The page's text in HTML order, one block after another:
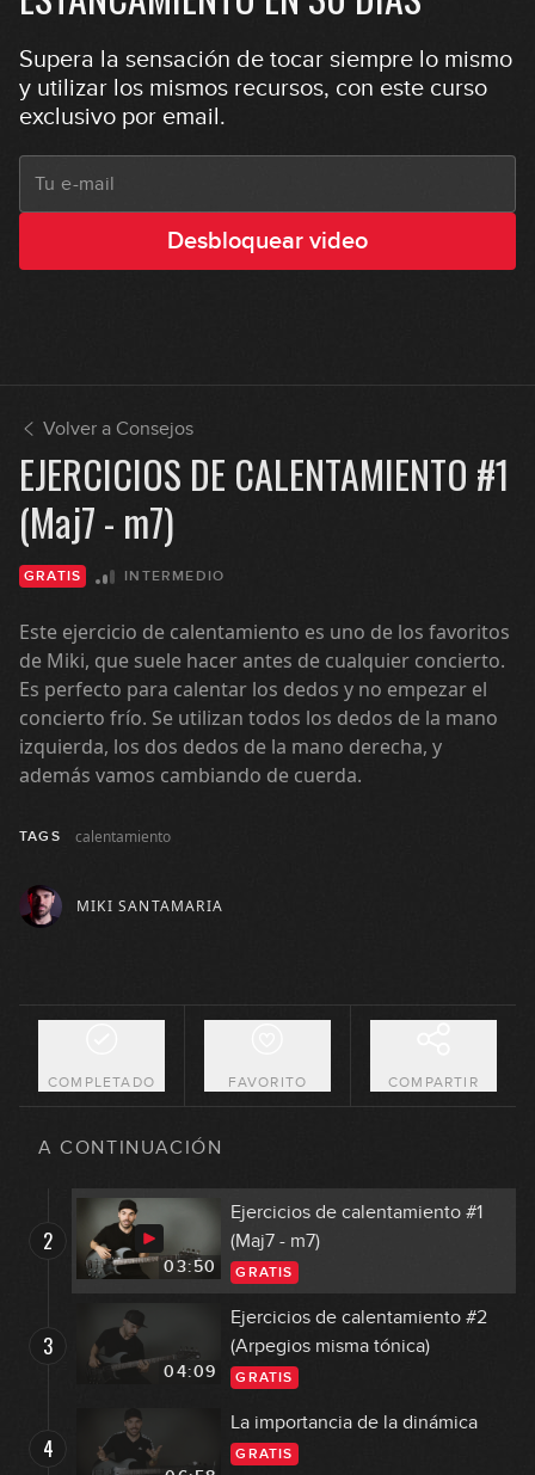
Supera la sensación de tocar siempre lo mismo
y utilizar los mismos recursos, con este curso
exclusivo por email.
Desbloquear video
Volver a Consejos
EJERCICIOS DE CALENTAMIENTO #1
(Maj7 - m7)
GRATIS INTERMEDIO
Este ejercicio de calentamiento es uno de los favoritos
de Miki, que suele hacer antes de cualquier concierto.
Es perfecto para calentar los dedos y no empezar el
concierto frío. Se utilizan todos los dedos de la mano
izquierda, los dos dedos de la mano derecha, y
además vamos cambiando de cuerda.
TAGS calentamiento
MIKI SANTAMARIA
COMPLETADO FAVORITO COMPARTIR
A CONTINUACIÓN
1
Truco para que los armónicos
2
03:50
Ejercicios de calentamiento #1
(Maj7 - m7)
GRATIS
3
04:09
Ejercicios de calentamiento #2
(Arpegios misma tónica)
GRATIS
4
La importancia de la dinámica
GRATIS